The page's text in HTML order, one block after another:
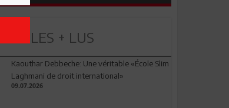
LES + LUS
Kaouthar Debbeche: Une véritable «École Slim
Laghmani de droit international»
09.07.2026